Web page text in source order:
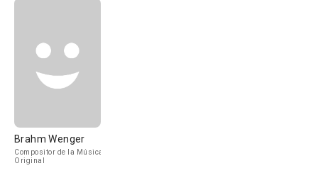
Brahm Wenger
Compositor de la Música
Original